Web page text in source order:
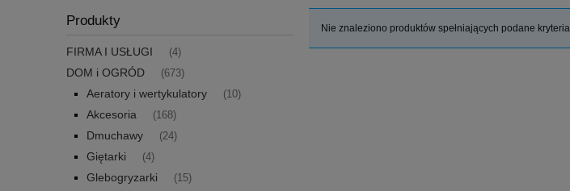
Produkty
FIRMA I USŁUGI (4)
DOM i OGRÓD (673)
Aeratory i wertykulatory (10)
Akcesoria (168)
Dmuchawy (24)
Giętarki (4)
Glebogryzarki (15)
Nie znaleziono produktów spełniających podane kryteria.